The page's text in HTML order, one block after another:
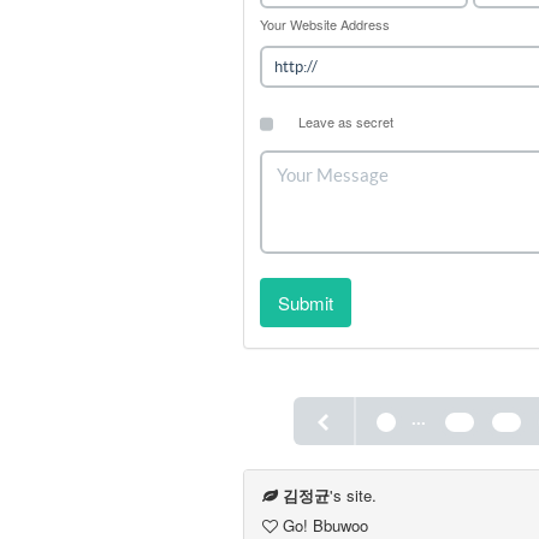
Your Website Address
Leave as secret
Submit
1 ... 76 77
김정균's site.
Go! Bbuwoo